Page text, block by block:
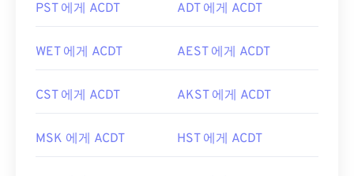
PST 에게 ACDT ADT 에게 ACDT
WET 에게 ACDT AEST 에게 ACDT
CST 에게 ACDT AKST 에게 ACDT
MSK 에게 ACDT HST 에게 ACDT